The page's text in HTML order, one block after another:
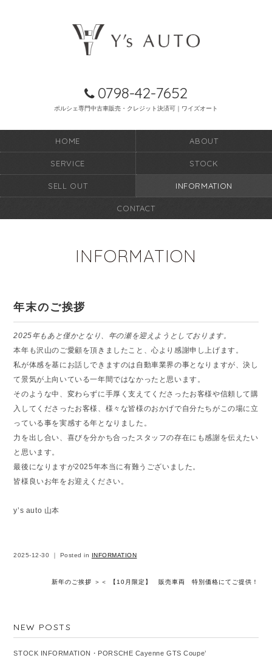
0798-42-7652
ポルシェ専門中古車販売・クレジット決済可｜ワイズオート
HOME ABOUT
SERVICE STOCK
SELL OUT INFORMATION
CONTACT
INFORMATION
年末のご挨拶
2025年もあと僅かとなり、年の瀬を迎えようとしております。
本年も沢山のご愛顧を頂きましたこと、心より感謝申し上げます。
私が体感を基にお話しできますのは自動車業界の事となりますが、決し
て景気が上向いている一年間ではなかったと思います。
そのような中、変わらずに手厚く支えてくださったお客様や信頼して購
入してくださったお客様、様々な皆様のおかげで自分たちがこの場に立
っている事を実感する年となりました。
力を出し合い、喜びを分かち合ったスタッフの存在にも感謝を伝えたい
と思います。
最後になりますが2025年本当に有難うございました。
皆様良いお年をお迎えください。
y’s auto 山本
2025-12-30 ｜ Posted in INFORMATION
＜ 【10月限定】 販売車両 特別価格にてご提供！
新年のご挨拶 ＞
NEW POSTS
STOCK INFORMATION・PORSCHE Cayenne GTS Coupe’